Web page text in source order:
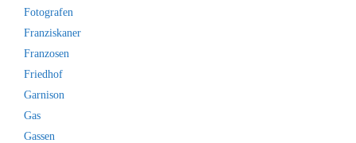
Fotografen
Franziskaner
Franzosen
Friedhof
Garnison
Gas
Gassen